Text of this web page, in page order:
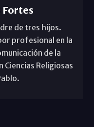
Fortes
de tres hijos.
profesional en la
de la
Ciencias Religiosas